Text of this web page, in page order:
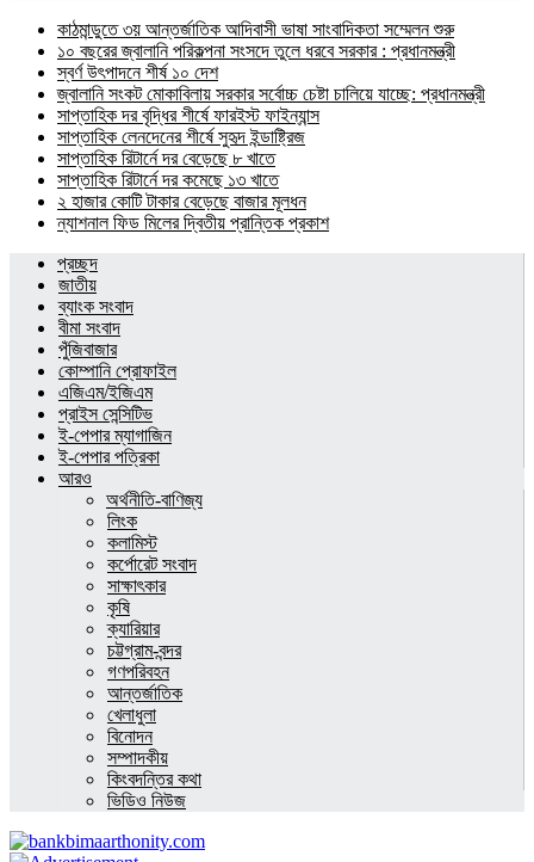
কাঠমান্ডুতে ৩য় আন্তর্জাতিক আদিবাসী ভাষা সাংবাদিকতা সম্মেলন শুরু
১০ বছরের জ্বালানি পরিকল্পনা সংসদে তুলে ধরবে সরকার : প্রধানমন্ত্রী
স্বর্ণ উৎপাদনে শীর্ষ ১০ দেশ
জ্বালানি সংকট মোকাবিলায় সরকার সর্বোচ্চ চেষ্টা চালিয়ে যাচ্ছে: প্রধানমন্ত্রী
সাপ্তাহিক দর বৃদ্ধির শীর্ষে ফারইস্ট ফাইন্যান্স
সাপ্তাহিক লেনদেনের শীর্ষে সুহৃদ ইন্ডাষ্ট্রিজ
সাপ্তাহিক রিটার্নে দর বেড়েছে ৮ খাতে
সাপ্তাহিক রিটার্নে দর কমেছে ১৩ খাতে
২ হাজার কোটি টাকার বেড়েছে বাজার মূলধন
ন্যাশনাল ফিড মিলের দ্বিতীয় প্রান্তিক প্রকাশ
প্রচ্ছদ
জাতীয়
ব্যাংক সংবাদ
বীমা সংবাদ
পুঁজিবাজার
কোম্পানি প্রোফাইল
এজিএম/ইজিএম
প্রাইস সেন্সিটিভ
ই-পেপার ম্যাগাজিন
ই-পেপার পত্রিকা
আরও
অর্থনীতি-বাণিজ্য
লিংক
কলামিস্ট
কর্পোরেট সংবাদ
সাক্ষাৎকার
কৃষি
ক্যারিয়ার
চট্টগ্রাম-বন্দর
গণপরিবহন
আন্তর্জাতিক
খেলাধুলা
বিনোদন
সম্পাদকীয়
কিংবদন্তির কথা
ভিডিও নিউজ